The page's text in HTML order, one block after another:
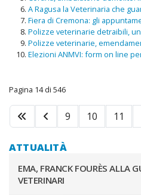
A Ragusa la Veterinaria che
Fiera di Cremona: gli
Polizze veterinarie detraibili,
Polizze veterinarie,
Elezioni ANMVI: form on line
Pagina 14 di 546
9 10 11
ATTUALITÀ
EMA, FRANCK FOURÈS ALLA
VETERINARI